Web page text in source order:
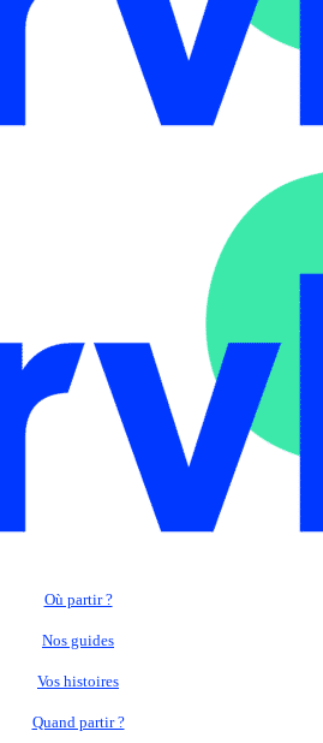
Où partir ?
Nos guides
Vos histoires
Quand partir ?